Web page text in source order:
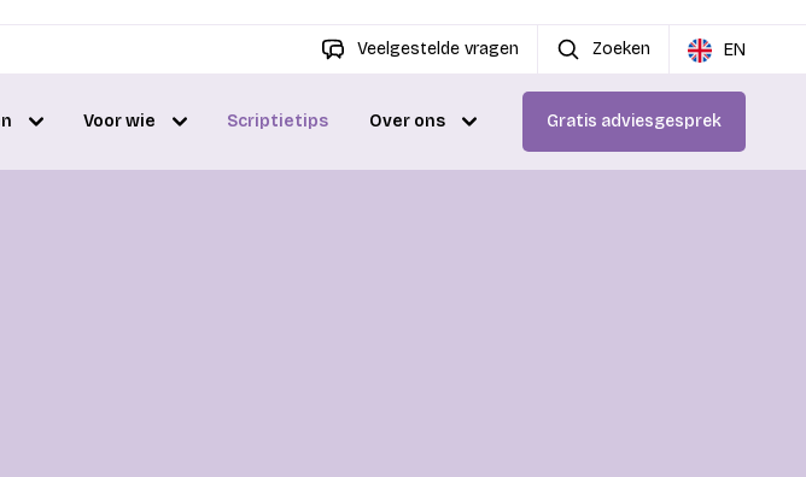
Veelgestelde vragen Zoeken EN
Voor wie Scriptietips Over ons Gratis adviesgesprek